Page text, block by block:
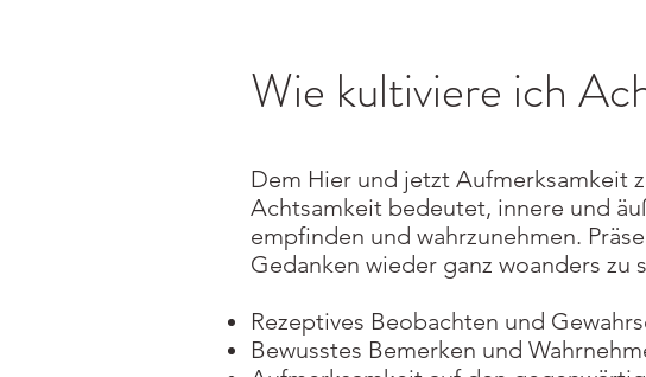
Kurse
Wie kultiviere ich
Dem Hier und jetzt Aufmerksamkeit
Achtsamkeit bedeutet, innere und
empfinden und wahrzunehmen.
Gedanken wieder ganz woanders zu
Rezeptives Beobachten und
Bewusstes Bemerken und